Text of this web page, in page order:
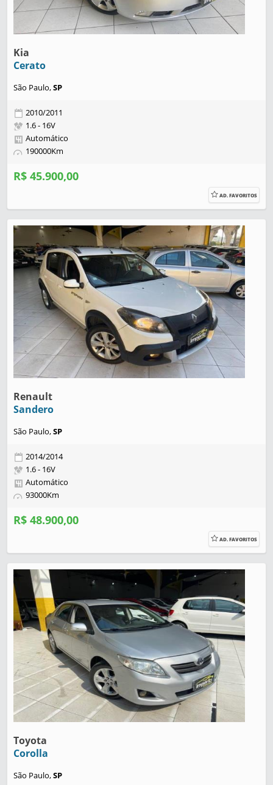
Kia
Cerato
São Paulo,SP
2010/2011
1.6 - 16V
Automático
190000Km
R$ 45.900,00
AD. FAVORITOS
Renault
Sandero
São Paulo,SP
2014/2014
1.6 - 16V
Automático
93000Km
R$ 48.900,00
AD. FAVORITOS
Toyota
Corolla
São Paulo,SP